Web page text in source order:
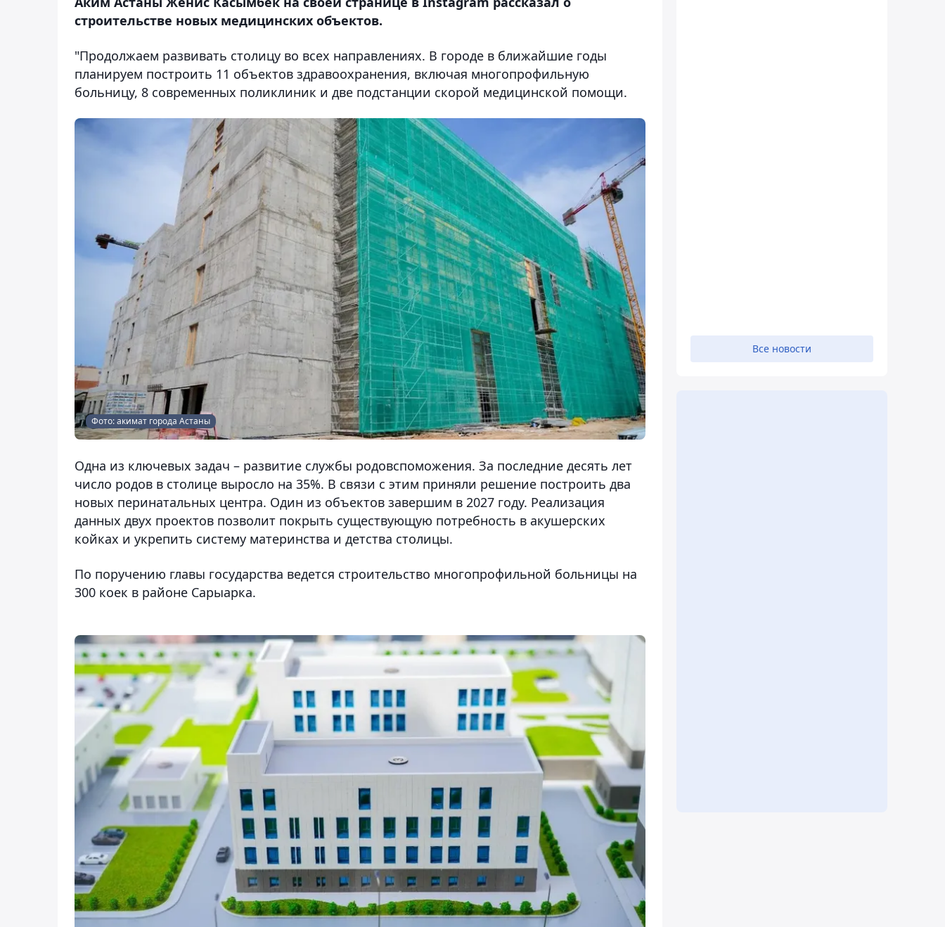
строительстве новых медицинских объектов.
"Продолжаем развивать столицу во всех направлениях. В городе в ближайшие годы
планируем построить 11 объектов здравоохранения, включая многопрофильную
больницу, 8 современных поликлиник и две подстанции скорой медицинской помощи.
Фото: акимат города Астаны
Одна из ключевых задач – развитие службы родовспоможения. За последние десять лет
число родов в столице выросло на 35%. В связи с этим приняли решение построить два
новых перинатальных центра. Один из объектов завершим в 2027 году. Реализация
данных двух проектов позволит покрыть существующую потребность в акушерских
койках и укрепить систему материнства и детства столицы.
По поручению главы государства ведется строительство многопрофильной больницы на
300 коек в районе Сарыарка.
Все новости